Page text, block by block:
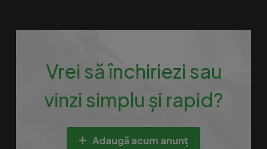
Vrei să închiriezi sau
vinzi simplu și rapid?
Adaugă acum anunț